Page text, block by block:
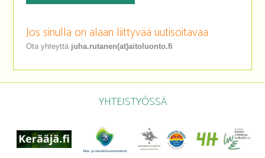
Jos sinulla on alaan liittyvää uutisoitavaa
Ota yhteyttä juha.rutanen(at)aitoluonto.fi
YHTEISTYÖSSÄ